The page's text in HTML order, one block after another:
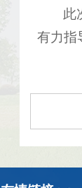
此
有力指